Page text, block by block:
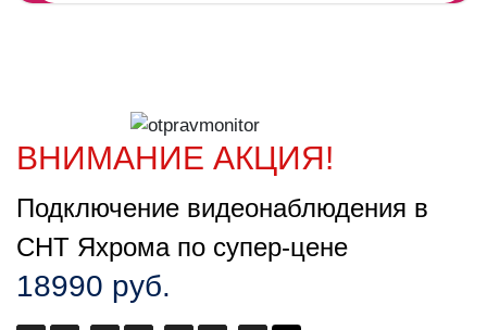
ВНИМАНИЕ АКЦИЯ!
Подключение видеонаблюдения в
СНТ Яхрома по супер-цене
18990 руб.